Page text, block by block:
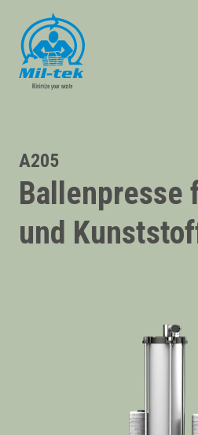
Ihr
A205
Ballenpresse
und